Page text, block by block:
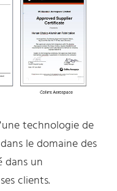
technologie de
le domaine des
dans un
clients.